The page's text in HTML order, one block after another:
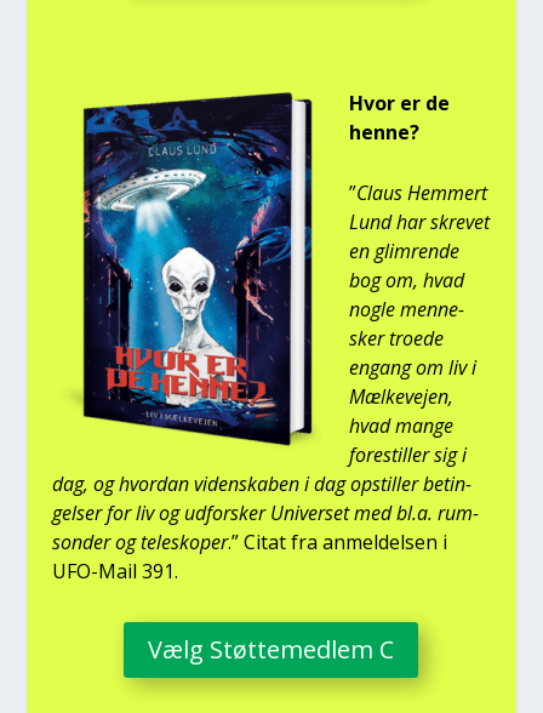
Hvor er de
hen­ne?
”Claus Hem­mert
Lund har skre­vet
en glim­ren­de
bog om, hvad
nog­le men­ne­
sker tro­e­de
engang om liv i
Mæl­ke­vej­en,
hvad man­ge
fore­stil­ler sig i
dag, og hvor­dan viden­ska­ben i dag opstil­ler betin­
gel­ser for liv og udfor­sker Uni­ver­set med bl.a. rum­
son­der og telesko­per.” Citat fra anmel­del­sen i
UFO-Mail 391.
Vælg Støt­te­med­lem C